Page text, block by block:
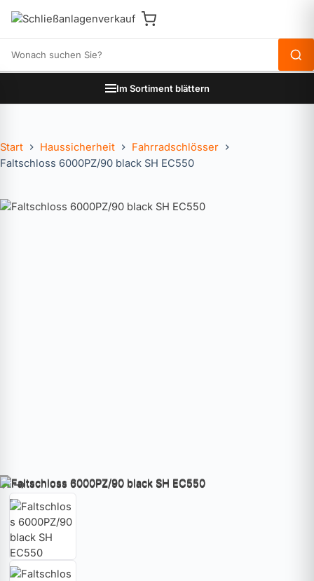
Im Sortiment blättern
Start Haussicherheit
Fahrradschlösser
Faltschloss 6000PZ/90 black SH EC550